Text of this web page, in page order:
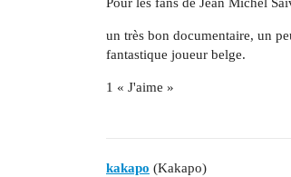
un très bon documentaire, un
fantastique joueur belge.
1 « J'aime »
kakapo (Kakapo)